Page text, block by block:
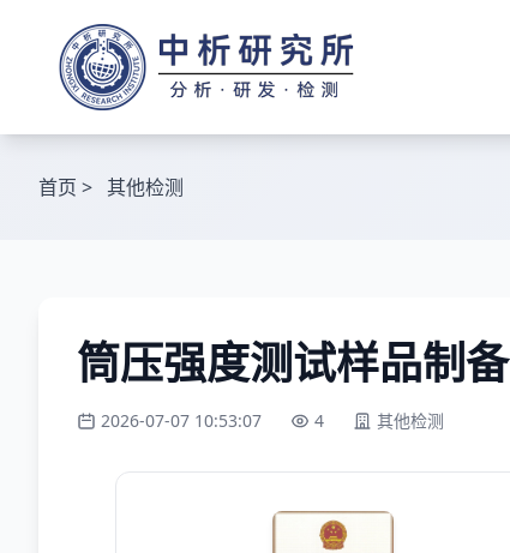
首页 > 其他检测
筒压强度测试样品制备
2026-07-07 10:53:07 4 其他检测